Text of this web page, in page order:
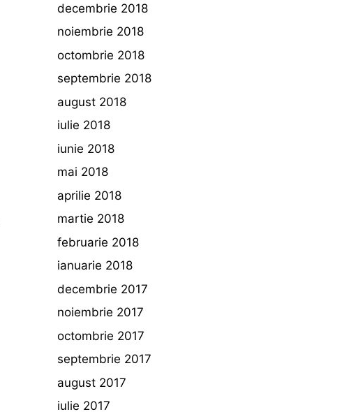
decembrie 2018
noiembrie 2018
octombrie 2018
septembrie 2018
august 2018
iulie 2018
iunie 2018
mai 2018
aprilie 2018
martie 2018
februarie 2018
ianuarie 2018
decembrie 2017
noiembrie 2017
octombrie 2017
septembrie 2017
august 2017
iulie 2017